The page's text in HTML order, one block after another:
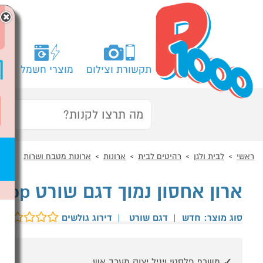
תקשורת וצילום מוצרי חשמל
ראשי לבית ולגן רהיטים לבית ארונות ארונות מטבח ושרות
ארון אחסון נמוך דגם שורט Garden Top
סוג מוצר: חדש | דגם שורט | דירוג גולשים
×